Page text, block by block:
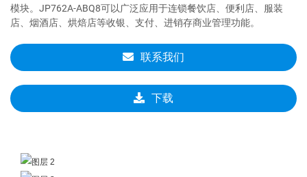
模块。JP762A-ABQ8可以广泛应用于连锁餐饮店、便利店、服装
店、烟酒店、烘焙店等收银、支付、进销存商业管理功能。
联系我们
下载